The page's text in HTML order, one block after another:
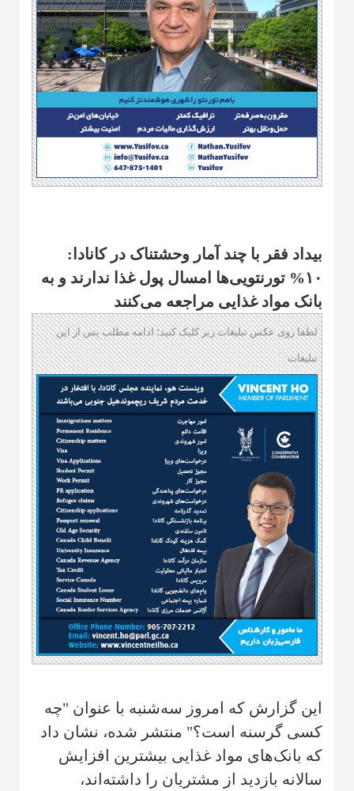
بیداد فقر با چند آمار وحشتناک در کانادا:
۱۰% تورنتویی‌ها امسال پول غذا ندارند و به
بانک مواد غذایی مراجعه می‌کنند
لطفا روی عکس تبلیغات زیر کلیک کنید؛ ادامه مطلب پس از این
تبلیغات
این گزارش که امروز سه‌شنبه با عنوان "چه
کسی گرسنه است؟" منتشر شده، نشان داد
که بانک‌های مواد غذایی بیشترین افزایش
سالانه بازدید از مشتریان را داشته‌اند،